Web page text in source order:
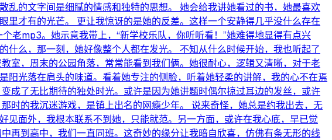
的文字间是细腻的情感和独特的思想。 她会给我讲她看过的书，她最喜欢
才有的光芒。 更让我惊讶的是她的反差。这样一个安静得几乎没什么存在
老mp3。她示意我带上，“新学校乐队，你听听看！”她难得地显得有点兴
么，那一刻，她好像整个人都在发光。 不知从什么时候开始，我也听起了
室，周末的公园角落，常常能看到我们俩。她很耐心，逻辑又清晰，对于老
光落在肩头的味道。看着她专注的侧脸，听着她轻柔的讲解，我的心不在焉
成了无比期待的独处时光。或许是因为她讲题时偶尔掠过耳边的发丝，或许
时的我沉迷游戏，是镇上出名的网瘾少年。 说来奇怪，她总是约我出去，无
面外，我根本联系不到她，只能就范。另一方面，或许在我心底，早已觉
再到高中，我们一直同班。这奇妙的缘分让我暗自欣喜，仿佛有条无形的线